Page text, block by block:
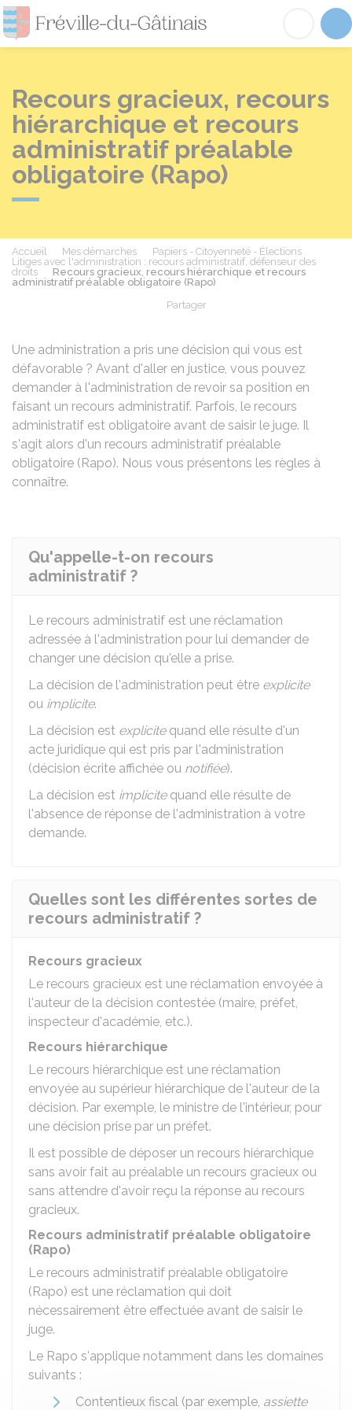
Fréville-du-
Recours gracieux, recours
hiérarchique et recours
administratif préalable
obligatoire (Rapo)
Accueil Mes démarches
Papiers - Citoyenneté - Élections
Litiges avec l'administration : recours administratif, défenseur des
droits
Recours gracieux, recours hiérarchique et recours
administratif préalable obligatoire (Rapo)
Partager
Une administration a pris une décision qui vous est
défavorable ? Avant d'aller en justice, vous pouvez
demander à l'administration de revoir sa position en
faisant un recours administratif. Parfois, le recours
administratif est obligatoire avant de saisir le juge. Il
s'agit alors d'un recours administratif préalable
obligatoire (Rapo). Nous vous présentons les règles à
connaître.
Qu'appelle-t-on recours
administratif ?
Le recours administratif est une réclamation
adressée à l'administration pour lui demander de
changer une décision qu'elle a prise.
La décision de l'administration peut être explicite
ou implicite.
La décision est explicitequand elle résulte d'un
acte juridique qui est pris par l'administration
(décision écrite affichée ou notifiée).
La décision est implicitequand elle résulte de
l'absence de réponse de l'administration à votre
demande.
Quelles sont les différentes sortes de
recours administratif ?
Recours gracieux
Le recours gracieux est une réclamation envoyée à
l'auteur de la décision contestée (maire, préfet,
inspecteur d'académie, etc.).
Recours hiérarchique
Le recours hiérarchique est une réclamation
envoyée au supérieur hiérarchique de l'auteur de la
décision. Par exemple, le ministre de l'intérieur, pour
une décision prise par un préfet.
Il est possible de déposer un recours hiérarchique
sans avoir fait au préalable un recours gracieux ou
sans attendre d'avoir reçu la réponse au recours
gracieux.
Recours administratif préalable obligatoire
(Rapo)
Le recours administratif préalable obligatoire
(Rapo) est une réclamation qui doit
nécessairement être effectuée avant de saisir le
juge.
Le Rapo s'applique notamment dans les domaines
suivants :
Contentieux fiscal (par exemple, assiette